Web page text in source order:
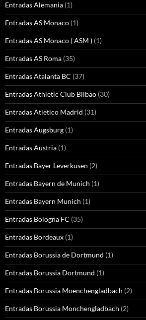
Entradas Alemania (1)
Entradas AS Monaco (1)
Entradas AS Monaco ( ASM ) (1)
Entradas AS Roma (35)
Entradas Atalanta BC (37)
Entradas Athletic Club Bilbao (30)
Entradas Atletico Madrid (31)
Entradas Augsburg (1)
Entradas Austria (1)
Entradas Bayer Leverkusen (2)
Entradas Bayern de Munich (1)
Entradas Bayern Munich (1)
Entradas Bologna FC (35)
Entradas Bordeaux (1)
Entradas Borussia de Dortmund (1)
Entradas Borussia Dortmund (1)
Entradas Borussia Moenchengladbach (2)
Entradas Borussia Monchengladbach (2)